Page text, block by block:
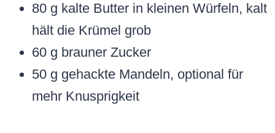
80 g kalte Butter in kleinen Würfeln, kalt
hält die Krümel grob
60 g brauner Zucker
50 g gehackte Mandeln, optional für
mehr Knusprigkeit